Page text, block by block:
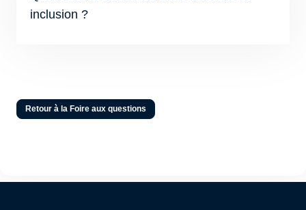
inclusion ?
Retour à la Foire aux questions